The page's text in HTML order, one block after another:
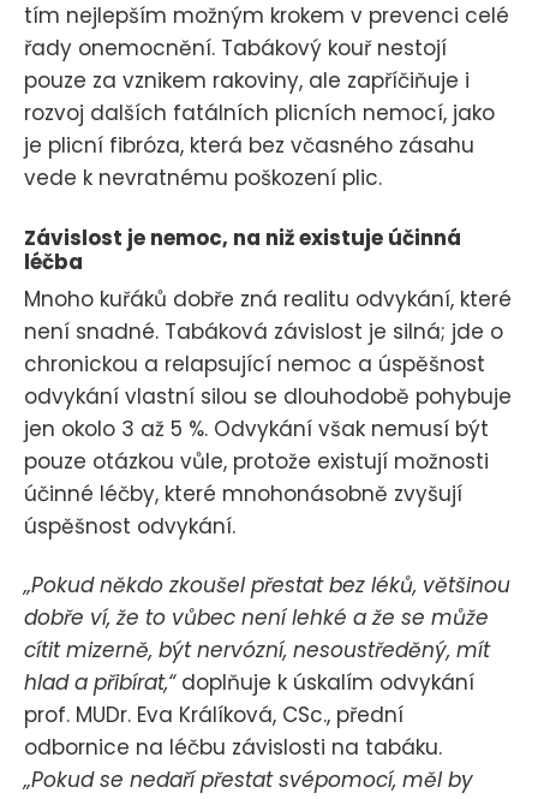
tím nejlepším možným krokem v prevenci celé
řady onemocnění. Tabákový kouř nestojí
pouze za vznikem rakoviny, ale zapříčiňuje i
rozvoj dalších fatálních plicních nemocí, jako
je plicní fibróza, která bez včasného zásahu
vede k nevratnému poškození plic.
Závislost je nemoc, na niž existuje účinná
léčba
Mnoho kuřáků dobře zná realitu odvykání, které
není snadné. Tabáková závislost je silná; jde o
chronickou a relapsující nemoc a úspěšnost
odvykání vlastní silou se dlouhodobě pohybuje
jen okolo 3 až 5 %. Odvykání však nemusí být
pouze otázkou vůle, protože existují možnosti
účinné léčby, které mnohonásobně zvyšují
úspěšnost odvykání.
„Pokud někdo zkoušel přestat bez léků, většinou
dobře ví, že to vůbec není lehké a že se může
cítit mizerně, být nervózní, nesoustředěný, mít
hlad a přibírat,“ doplňuje k úskalím odvykání
prof. MUDr. Eva Králíková, CSc., přední
odbornice na léčbu závislosti na tabáku.
„Pokud se nedaří přestat svépomocí, měl by